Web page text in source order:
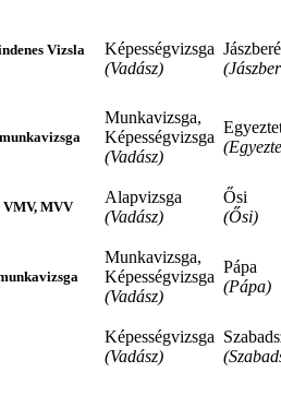
Vizsla
Képességvizsga
(Vadász)
Munkavizsga,
Képességvizsga
(Vadász)
VMV, MVV
Alapvizsga
(Vadász)
Ősi
(Ősi)
Munkavizsga,
Képességvizsga
(Vadász)
Pápa
(Pápa)
Képességvizsga
(Vadász)